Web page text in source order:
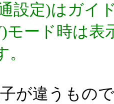
設定)はガイ
モード時は表
が違うもの